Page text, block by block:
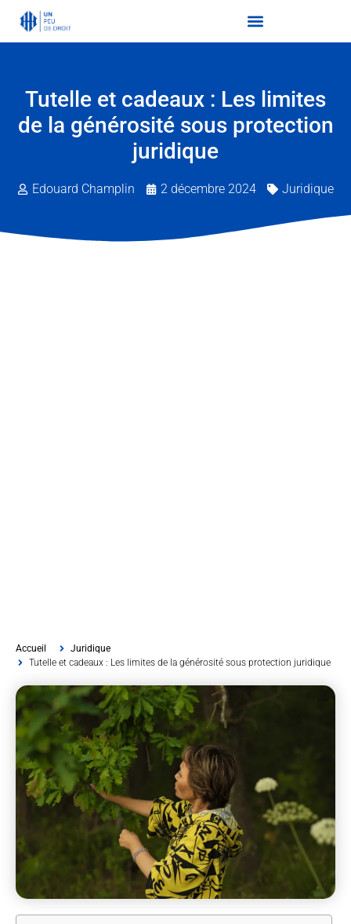
Tutelle et cadeaux : Les limites
de la générosité sous protection
juridique
Edouard Champlin 2 décembre 2024 Juridique
Accueil
Juridique
Tutelle et cadeaux : Les limites de la générosité sous protection juridique